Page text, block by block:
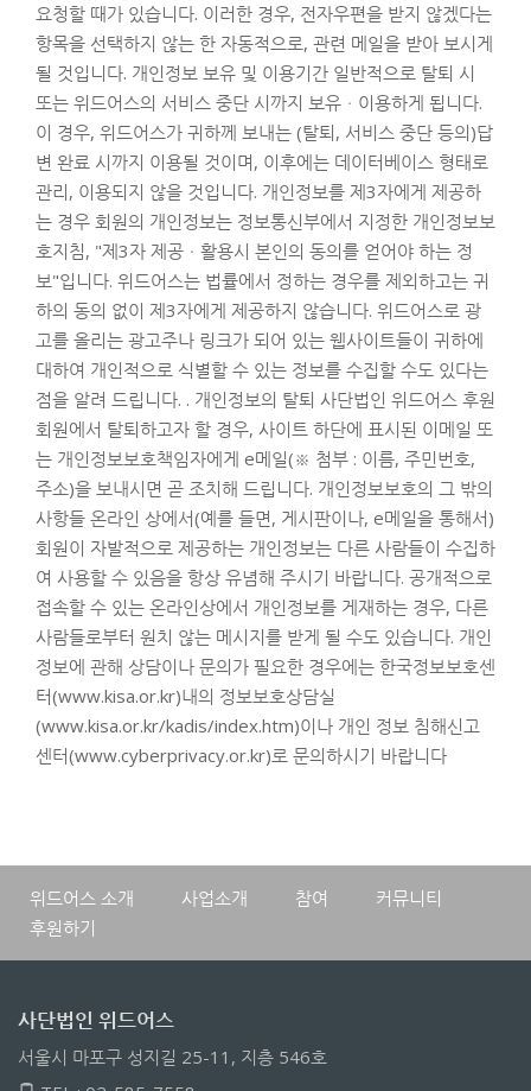
요청할 때가 있습니다. 이러한 경우, 전자우편을 받지 않겠다는
항목을 선택하지 않는 한 자동적으로, 관련 메일을 받아 보시게
될 것입니다. 개인정보 보유 및 이용기간 일반적으로 탈퇴 시
또는 위드어스의 서비스 중단 시까지 보유ㆍ이용하게 됩니다.
이 경우, 위드어스가 귀하께 보내는 (탈퇴, 서비스 중단 등의)답
변 완료 시까지 이용될 것이며, 이후에는 데이터베이스 형태로
관리, 이용되지 않을 것입니다. 개인정보를 제3자에게 제공하
는 경우 회원의 개인정보는 정보통신부에서 지정한 개인정보보
호지침, "제3자 제공ㆍ활용시 본인의 동의를 얻어야 하는 정
보"입니다. 위드어스는 법률에서 정하는 경우를 제외하고는 귀
하의 동의 없이 제3자에게 제공하지 않습니다. 위드어스로 광
고를 올리는 광고주나 링크가 되어 있는 웹사이트들이 귀하에
대하여 개인적으로 식별할 수 있는 정보를 수집할 수도 있다는
점을 알려 드립니다. . 개인정보의 탈퇴 사단법인 위드어스 후원
회원에서 탈퇴하고자 할 경우, 사이트 하단에 표시된 이메일 또
는 개인정보보호책임자에게 e메일(※ 첨부 : 이름, 주민번호,
주소)을 보내시면 곧 조치해 드립니다. 개인정보보호의 그 밖의
사항들 온라인 상에서(예를 들면, 게시판이나, e메일을 통해서)
회원이 자발적으로 제공하는 개인정보는 다른 사람들이 수집하
여 사용할 수 있음을 항상 유념해 주시기 바랍니다. 공개적으로
접속할 수 있는 온라인상에서 개인정보를 게재하는 경우, 다른
사람들로부터 원치 않는 메시지를 받게 될 수도 있습니다. 개인
정보에 관해 상담이나 문의가 필요한 경우에는 한국정보보호센
터(www.kisa.or.kr)내의 정보보호상담실
(www.kisa.or.kr/kadis/index.htm)이나 개인 정보 침해신고
센터(www.cyberprivacy.or.kr)로 문의하시기 바랍니다
위드어스 소개 사업소개 참여
커뮤니티
후원하기
사단법인 위드어스
서울시 마포구 성지길 25-11, 지층 546호